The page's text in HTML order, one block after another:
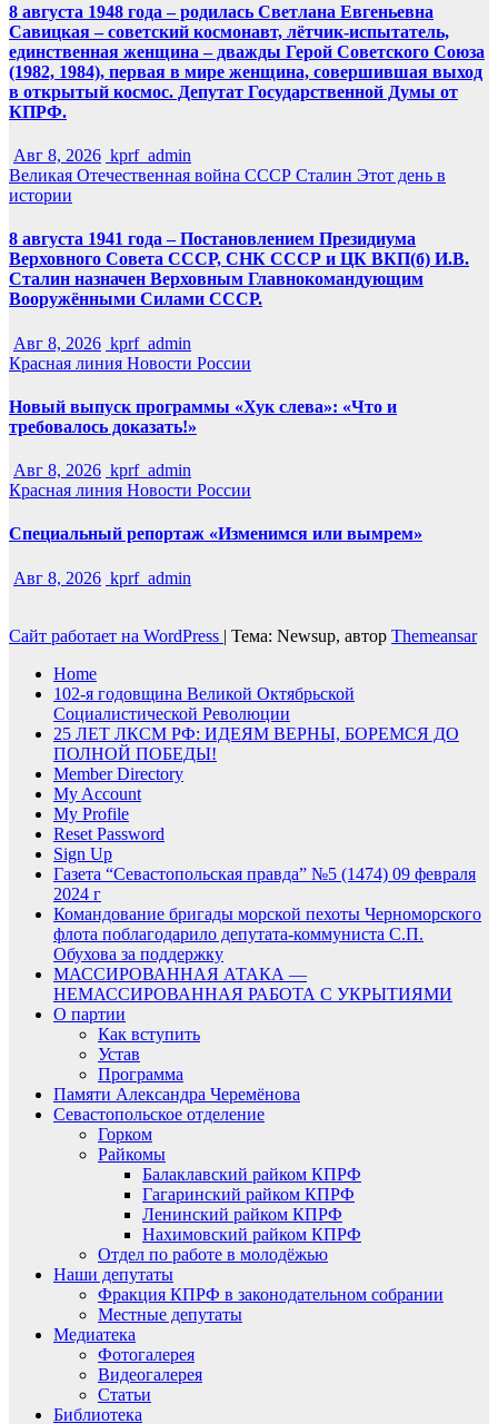
8 августа 1948 года – родилась Светлана Евгеньевна
Савицкая – советский космонавт, лётчик-испытатель,
единственная женщина – дважды Герой Советского Союза
(1982, 1984), первая в мире женщина, совершившая выход
в открытый космос. Депутат Государственной Думы от
КПРФ.
Авг 8, 2026 kprf_admin
Великая Отечественная война СССР Сталин Этот день в
истории
8 августа 1941 года – Постановлением Президиума
Верховного Совета СССР, СНК СССР и ЦК ВКП(б) И.В.
Сталин назначен Верховным Главнокомандующим
Вооружёнными Силами СССР.
Авг 8, 2026 kprf_admin
Красная линия Новости России
Новый выпуск программы «Хук слева»: «Что и
требовалось доказать!»
Авг 8, 2026 kprf_admin
Красная линия Новости России
Специальный репортаж «Изменимся или вымрем»
Авг 8, 2026 kprf_admin
Сайт работает на WordPress | Тема: Newsup, автор Themeansar
Home
102-я годовщина Великой Октябрьской
Социалистической Революции
25 ЛЕТ ЛКСМ РФ: ИДЕЯМ ВЕРНЫ, БОРЕМСЯ ДО
ПОЛНОЙ ПОБЕДЫ!
Member Directory
My Account
My Profile
Reset Password
Sign Up
Газета “Севастопольская правда” №5 (1474) 09 февраля
2024 г
Командование бригады морской пехоты Черноморского
флота поблагодарило депутата-коммуниста С.П.
Обухова за поддержку
МАССИРОВАННАЯ АТАКА —
НЕМАССИРОВАННАЯ РАБОТА С УКРЫТИЯМИ
О партии
Как вступить
Устав
Программа
Памяти Александра Черемёнова
Севастопольское отделение
Горком
Райкомы
Балаклавский райком КПРФ
Гагаринский райком КПРФ
Ленинский райком КПРФ
Нахимовский райком КПРФ
Отдел по работе в молодёжью
Наши депутаты
Фракция КПРФ в законодательном собрании
Местные депутаты
Медиатека
Фотогалерея
Видеогалерея
Статьи
Библиотека